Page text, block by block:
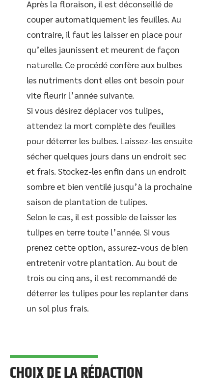
Après la floraison, il est déconseillé de
couper automatiquement les feuilles. Au
contraire, il faut les laisser en place pour
qu’elles jaunissent et meurent de façon
naturelle. Ce procédé confère aux bulbes
les nutriments dont elles ont besoin pour
vite fleurir l’année suivante.
Si vous désirez déplacer vos tulipes,
attendez la mort complète des feuilles
pour déterrer les bulbes. Laissez-les ensuite
sécher quelques jours dans un endroit sec
et frais. Stockez-les enfin dans un endroit
sombre et bien ventilé jusqu’à la prochaine
saison de plantation de tulipes.
Selon le cas, il est possible de laisser les
tulipes en terre toute l’année. Si vous
prenez cette option, assurez-vous de bien
entretenir votre plantation. Au bout de
trois ou cinq ans, il est recommandé de
déterrer les tulipes pour les replanter dans
un sol plus frais.
CHOIX DE LA RÉDACTION